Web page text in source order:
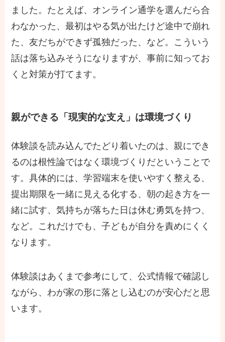
ました。たとえば、オンライン通学を選んだら合
わなかった、最初はやる気が出たけど途中で崩れ
た、友だちができず孤独だった、など。こういう
話は落ち込みそうになりますが、事前に知ってお
くと対策が打てます。
親ができる「現実的な支え」は環境づくり
体験談を読み込んでたどり着いたのは、親にでき
るのは根性論ではなく環境づくりだということで
す。具体的には、学習端末を使いやすく整える、
提出期限を一緒に見える化する、朝の起き方を一
緒に試す、気持ちが落ちた日は休む勇気を持つ、
など。これだけでも、子どもが自分を責めにくく
なります。
体験談はあくまで参考にして、公式情報で確認し
ながら、わが家の形に落とし込むのが安心だと思
います。